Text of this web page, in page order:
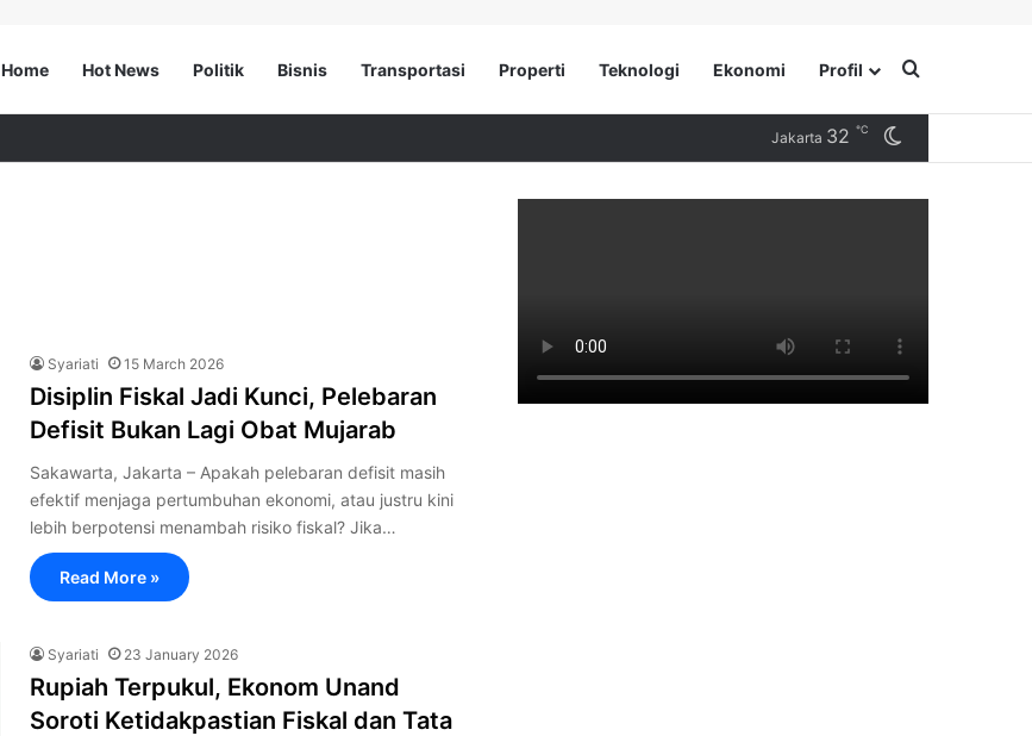
Home Hot News Politik Bisnis Transportasi Properti Teknologi Ekonomi Profil Search for
Jakarta 32 ℃
Syariati 15 March 2026
Disiplin Fiskal Jadi Kunci, Pelebaran
Defisit Bukan Lagi Obat Mujarab
Sakawarta, Jakarta – Apakah pelebaran defisit masih
efektif menjaga pertumbuhan ekonomi, atau justru kini
lebih berpotensi menambah risiko fiskal? Jika…
Read More »
Syariati 23 January 2026
Rupiah Terpukul, Ekonom Unand
Soroti Ketidakpastian Fiskal dan Tata